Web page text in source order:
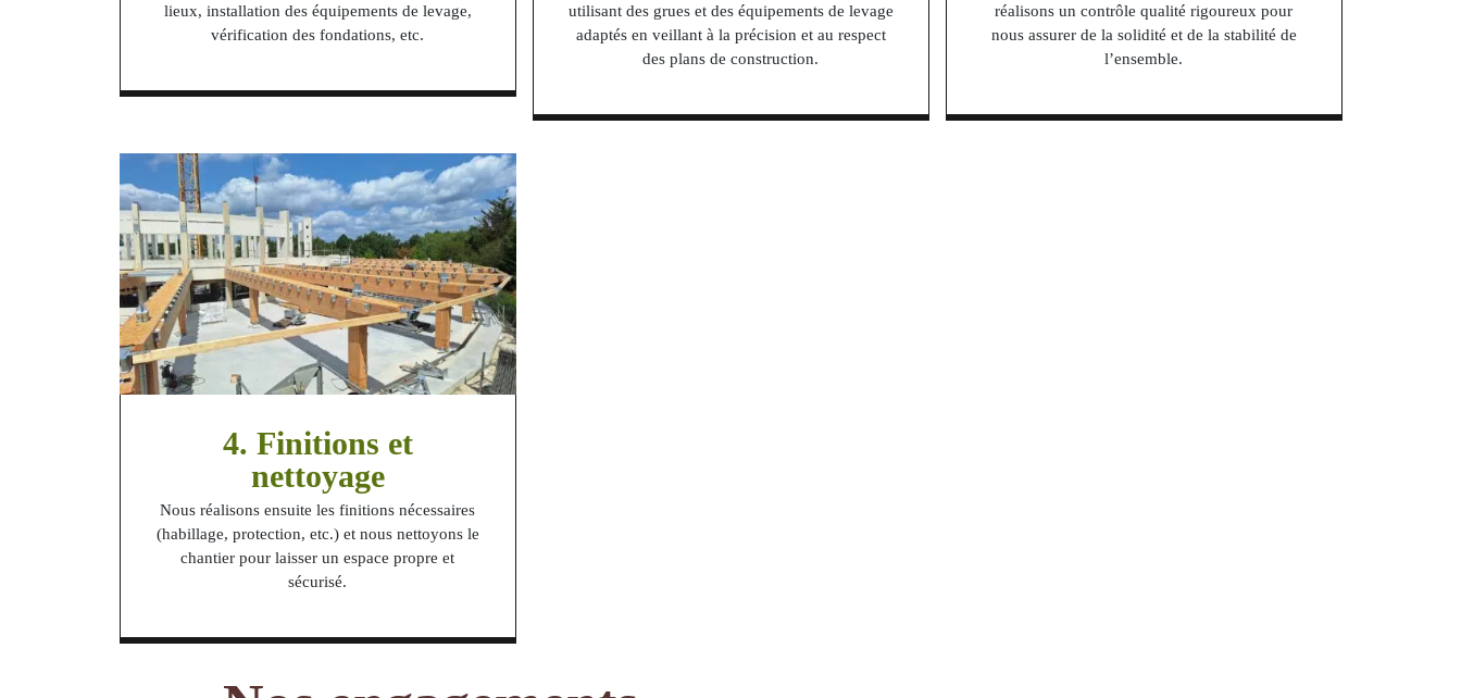
lieux, installation des équipements de levage,
vérification des fondations, etc.
utilisant des grues et des équipements de levage
adaptés en veillant à la précision et au respect
des plans de construction.
réalisons un contrôle qualité rigoureux pour
nous assurer de la solidité et de la stabilité de
l’ensemble.
4. Finitions et
nettoyage
Nous réalisons ensuite les finitions nécessaires
(habillage, protection, etc.) et nous nettoyons le
chantier pour laisser un espace propre et
sécurisé.